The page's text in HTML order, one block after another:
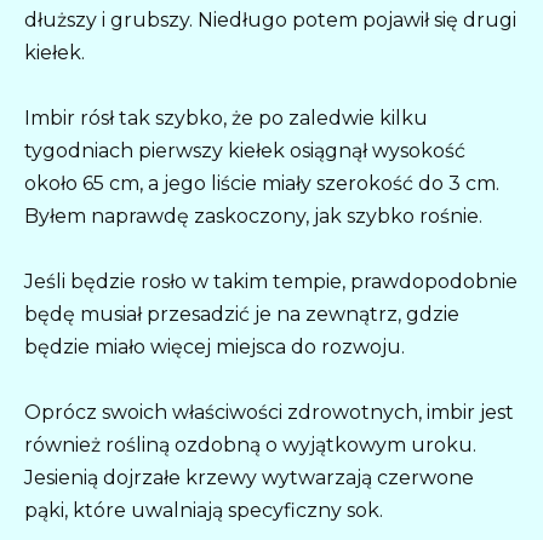
dłuższy i grubszy. Niedługo potem pojawił się drugi
kiełek.
Imbir rósł tak szybko, że po zaledwie kilku
tygodniach pierwszy kiełek osiągnął wysokość
około 65 cm, a jego liście miały szerokość do 3 cm.
Byłem naprawdę zaskoczony, jak szybko rośnie.
Jeśli będzie rosło w takim tempie, prawdopodobnie
będę musiał przesadzić je na zewnątrz, gdzie
będzie miało więcej miejsca do rozwoju.
Oprócz swoich właściwości zdrowotnych, imbir jest
również rośliną ozdobną o wyjątkowym uroku.
Jesienią dojrzałe krzewy wytwarzają czerwone
pąki, które uwalniają specyficzny sok.